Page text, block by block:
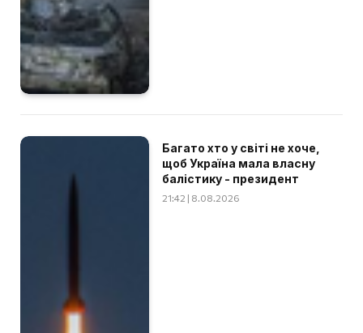
Багато хто у світі не хоче,
щоб Україна мала власну
балістику - президент
21:42 | 8.08.2026